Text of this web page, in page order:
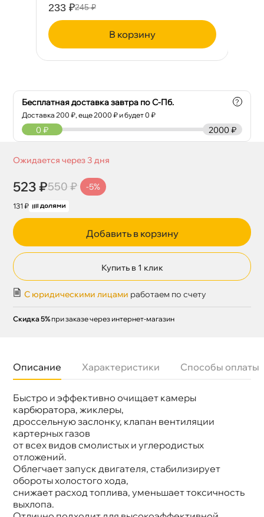
233 ₽245 ₽
корзину
Бесплатная доставка завтра по С-Пб.
Доставка200 ₽, еще2000 ₽ и будет 0 ₽
?
2000 ₽
0 ₽
Ожидается через 3 дня
523 ₽550 ₽ -5%
131 ₽
Добавить в корзину
Купить в 1 клик
С юридическими лицами работаем по счету
Скидка 5% при заказе через интернет-магазин
Описание Характеристики Способы оплаты
Быстро и эффективно очищает камеры
карбюратора, жиклеры,
дроссельную заслонку, клапан вентиляции
картерных газо
от всех видов смолистых и углеродистых
отложений.
Облегчает запуск двигателя, стабилизирует
обороты холостого хода,
снижает расход топлива, уменьшает токсичность
ыхлопа.
Бренд
WOG
Объем
Артикул
WGC0340